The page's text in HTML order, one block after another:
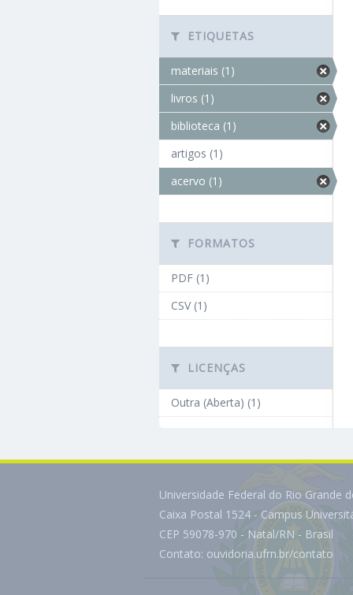
ETIQUETAS
materiais (1)
livros (1)
biblioteca (1)
artigos (1)
acervo (1)
FORMATOS
PDF (1)
CSV (1)
LICENÇAS
Outra (Aberta) (1)
Universidade Federal do Rio Grande
Caixa Postal 1524 - Campus
CEP 59078-970 - Natal/RN - Brasil
Contato: ouvidoria.ufrn.br/contato